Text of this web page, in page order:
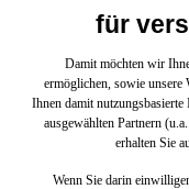
für
Damit möchten wir
ermöglichen, sowie unsere
Ihnen damit
ausgewählten Partnern
erhalten Sie
Wenn Sie darin